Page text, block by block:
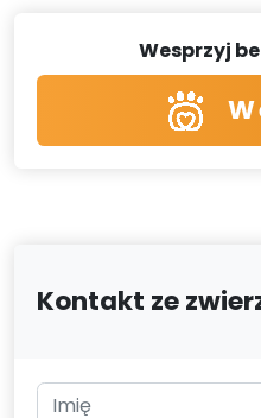
Wesprzyj
Kontakt ze